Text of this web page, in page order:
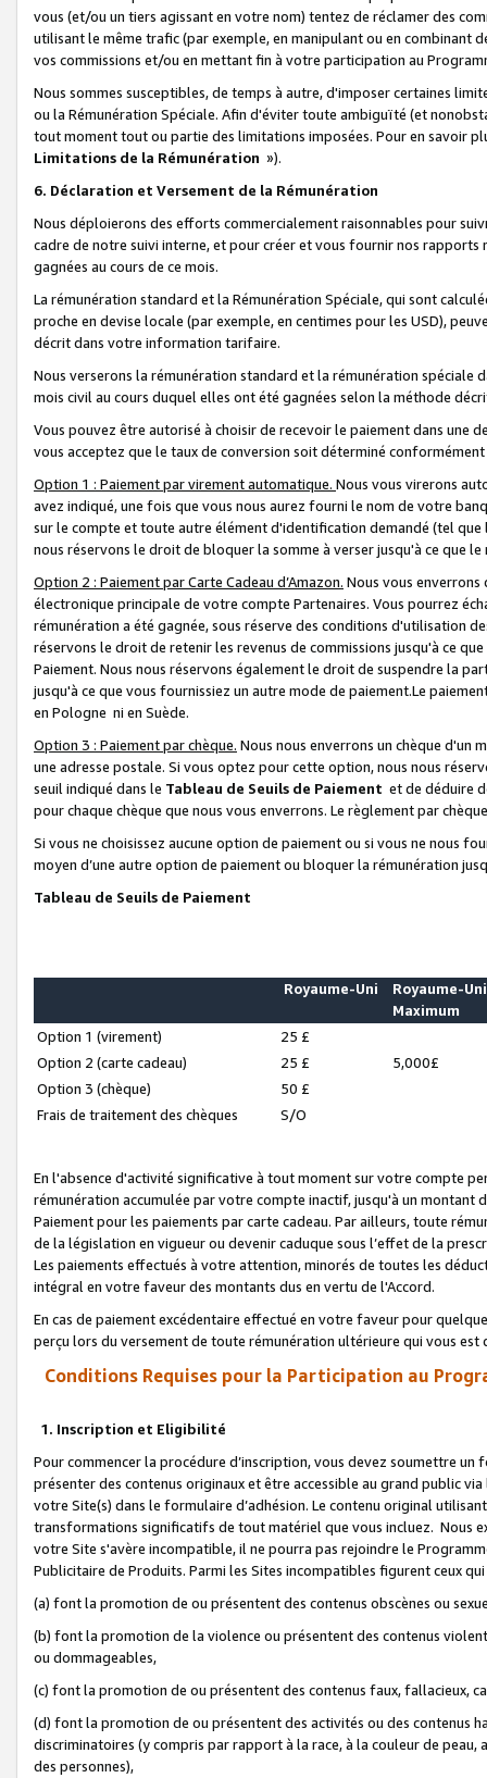
vous (et/ou un tiers agissant en votre nom) tentez de réclamer des
utilisant le même trafic (par exemple, en manipulant ou en combinant
vos commissions et/ou en mettant fin à votre participation au
Nous sommes susceptibles, de temps à autre, d'imposer certaines
ou la Rémunération Spéciale. Afin d'éviter toute ambiguïté (et
tout moment tout ou partie des limitations imposées. Pour en savoir
Limitations de la Rémunération »).
6. Déclaration et Versement de la Rémunération
Nous déploierons des efforts commercialement raisonnables pour
cadre de notre suivi interne, et pour créer et vous fournir nos
gagnées au cours de ce mois.
La rémunération standard et la Rémunération Spéciale, qui sont
proche en devise locale (par exemple, en centimes pour les USD),
décrit dans votre information tarifaire.
Nous verserons la rémunération standard et la rémunération spéciale
mois civil au cours duquel elles ont été gagnées selon la méthode
Vous pouvez être autorisé à choisir de recevoir le paiement dans une
vous acceptez que le taux de conversion soit déterminé
Option 1 : Paiement par virement automatique. Nous vous virerons
avez indiqué, une fois que vous nous aurez fourni le nom de votre
sur le compte et toute autre élément d'identification demandé (tel que
nous réservons le droit de bloquer la somme à verser jusqu'à ce que
Option 2 : Paiement par Carte Cadeau d’Amazon. Nous vous
électronique principale de votre compte Partenaires. Vous pourrez
rémunération a été gagnée, sous réserve des conditions d'utilisation
réservons le droit de retenir les revenus de commissions jusqu'à ce
Paiement. Nous nous réservons également le droit de suspendre la
jusqu'à ce que vous fournissiez un autre mode de paiement.Le
en Pologne ni en Suède.
Option 3 : Paiement par chèque. Nous nous enverrons un chèque d'un
une adresse postale. Si vous optez pour cette option, nous nous
seuil indiqué dans le Tableau de Seuils de Paiement et de déduire
pour chaque chèque que nous vous enverrons. Le règlement par
Si vous ne choisissez aucune option de paiement ou si vous ne nous
moyen d’une autre option de paiement ou bloquer la rémunération
Tableau de Seuils de Paiement
Royaume-Uni
Royaume-Uni
Maximum
Option 1 (virement)
25 £
Option 2 (carte cadeau)
25 £
5,000£
Option 3 (chèque)
50 £
Frais de traitement des chèques
S/O
En l'absence d'activité significative à tout moment sur votre compte
rémunération accumulée par votre compte inactif, jusqu'à un montant
Paiement pour les paiements par carte cadeau. Par ailleurs, toute
de la législation en vigueur ou devenir caduque sous l’effet de la
Les paiements effectués à votre attention, minorés de toutes les
intégral en votre faveur des montants dus en vertu de l'Accord.
En cas de paiement excédentaire effectué en votre faveur pour
perçu lors du versement de toute rémunération ultérieure qui vous est
Conditions Requises pour la Participation au
1. Inscription et Eligibilité
Pour commencer la procédure d’inscription, vous devez soumettre
présenter des contenus originaux et être accessible au grand public
votre Site(s) dans le formulaire d’adhésion. Le contenu original
transformations significatifs de tout matériel que vous incluez. Nous
votre Site s'avère incompatible, il ne pourra pas rejoindre le
Publicitaire de Produits. Parmi les Sites incompatibles figurent ceux
(a) font la promotion de ou présentent des contenus obscènes ou
(b) font la promotion de la violence ou présentent des contenus
ou dommageables,
(c) font la promotion de ou présentent des contenus faux, fallacieux,
(d) font la promotion de ou présentent des activités ou des contenus
discriminatoires (y compris par rapport à la race, à la couleur de
des personnes),